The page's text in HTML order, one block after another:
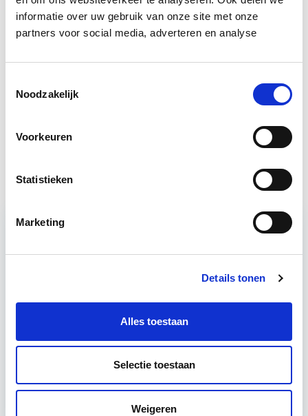
informatie over uw gebruik van onze site met onze
partners voor social media, adverteren en analyse
Noodzakelijk
Voorkeuren
Statistieken
Marketing
Details tonen
Alles toestaan
Selectie toestaan
Weigeren
in deze opleidingen:
DMJOP
sep
Start wo 9 sep
Verduurzaming Vastgoed en
Tijdens deze opleiding leer je duurzaamheid
meerjarenonderhoudsplan (DMJOP). Hierbij
worden… Lees verder